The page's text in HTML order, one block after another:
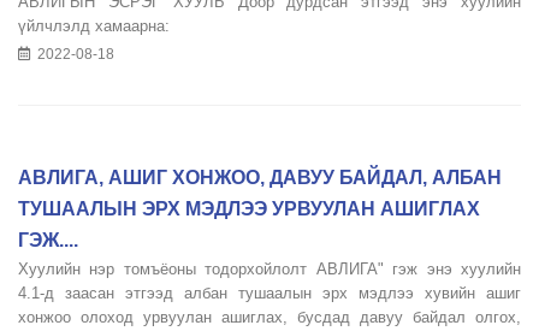
үйлчлэлд хамаарна:
2022-08-18
АВЛИГА, АШИГ ХОНЖОО, ДАВУУ БАЙДАЛ, АЛБАН
ТУШААЛЫН ЭРХ МЭДЛЭЭ УРВУУЛАН АШИГЛАХ
ГЭЖ....
Хуулийн нэр томъёоны тодорхойлолт АВЛИГА" гэж энэ хуулийн
4.1-д заасан этгээд албан тушаалын эрх мэдлээ хувийн ашиг
хонжоо олоход урвуулан ашиглах, бусдад давуу байдал олгох,